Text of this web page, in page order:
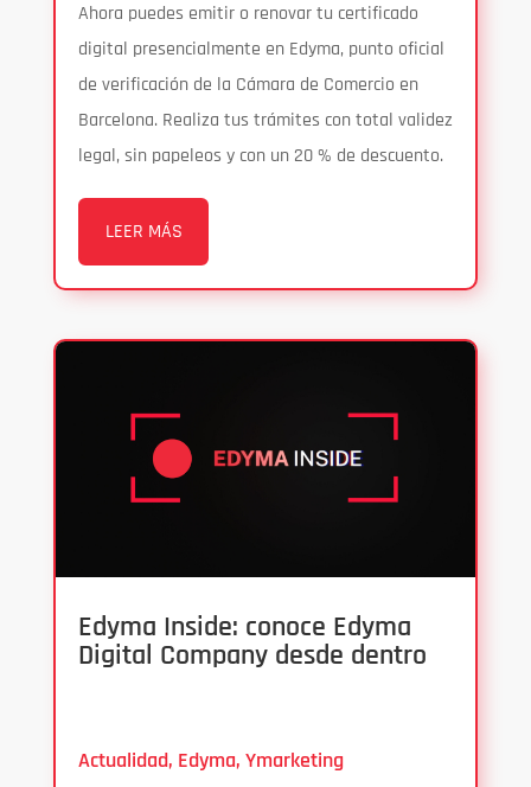
Ahora puedes emitir o renovar tu certificado
digital presencialmente en Edyma, punto oficial
de verificación de la Cámara de Comercio en
Barcelona. Realiza tus trámites con total validez
legal, sin papeleos y con un 20 % de descuento.
LEER MÁS
Edyma Inside: conoce Edyma
Digital Company desde dentro
Actualidad, Edyma, Ymarketing